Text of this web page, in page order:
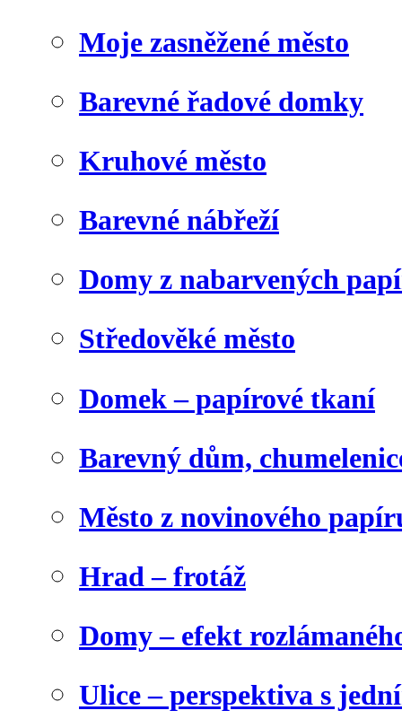
Moje zasněžené město
Barevné řadové domky
Kruhové město
Barevné nábřeží
Domy z nabarvených
Středověké město
Domek – papírové tkaní
Barevný dům,
Město z novinového
Hrad – frotáž
Domy – efekt
Ulice – perspektiva s